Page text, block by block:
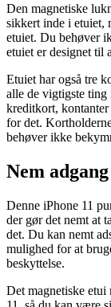
Den magnetiske
sikkert inde i etuiet,
etuiet. Du behøver
etuiet er designet til
Etuiet har også tre
alle de vigtigste
kreditkort,
for det.
behøver ikke
Nem
Denne iPhone 11
der gør det nemt at
det. Du kan nemt
mulighed for at
beskyttelse.
Det magnetiske